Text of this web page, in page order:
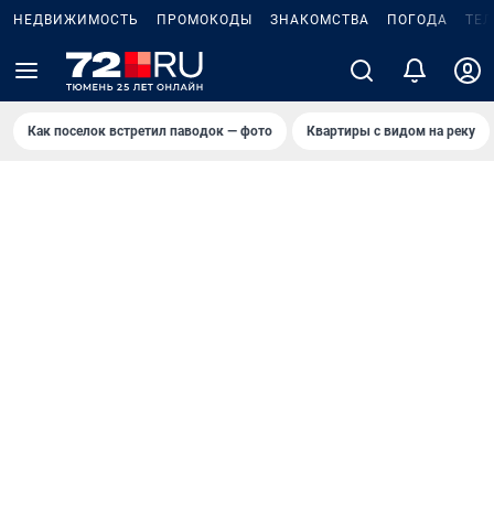
НЕДВИЖИМОСТЬ ПРОМОКОДЫ ЗНАКОМСТВА ПОГОДА
Как поселок встретил паводок — фото Квартиры с видом на реку